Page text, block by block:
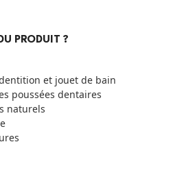
PRODUIT ?
et jouet de bain
poussées dentaires
naturels